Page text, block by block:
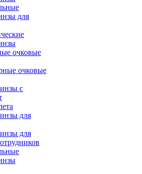
для
очковые
очковые
с
для
для